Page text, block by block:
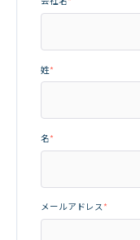
姓*
名*
メールアドレス *